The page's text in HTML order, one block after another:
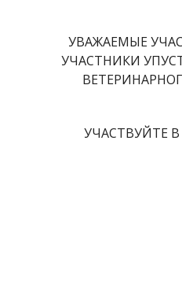
УВАЖАЕМЫЕ
УЧАСТНИКИ
УЧАСТВУЙТЕ